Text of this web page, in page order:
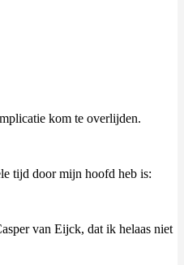
kom te overlijden.
tijd door mijn hoofd heb is:
van Eijck, dat ik helaas niet